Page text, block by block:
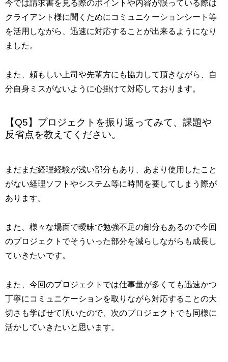
今では請求書を見る際のポイントや内容が誤っている際は
クライアント様に聞くためにコミュニケーションシート等
を活用しながら、迅速に対応することが出来るようになり
ました。
また、頼もしい上司や先輩方にも協力して頂きながら、自
分自身ミスがないように心掛けて対応しております。
【Q5】プロジェクトを振り返ってみて、課題や
反省点を教えてください。
まだまだ経理経験が浅い部分もあり、あまり使用したこと
がない経理ソフトやシステム等に時間を要してしまう際が
あります。
また、様々な場面で曖昧で勉強不足の部分もあるので今回
のプロジェクトでそういった部分を減らしながらも成長し
ていきたいです。
また、今回のプロジェクトでは仕事量が多くても迅速かつ
丁寧にコミュニケーションを取りながら対応することの大
切さも学ばせて頂いたので、次のプロジェクトでも同様に
活かしていきたいと思います。